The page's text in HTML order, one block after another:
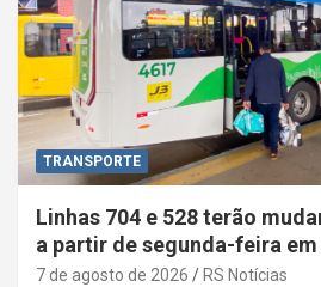
TRANSPORTE
Linhas 704 e 528 terão
a partir de segunda-feira
7 de agosto de 2026 RS Notícias